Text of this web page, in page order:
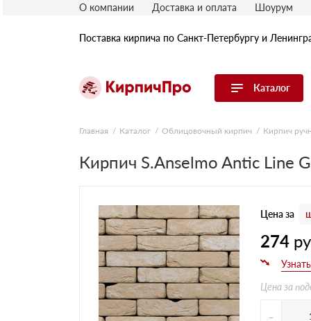
Поставка кирпича по Санкт-Петербургу и
Каталог
Перейти в каталог
Строительный (рядовой) кирпич
блок
Фасадная плитка, камень, декор
Печной кирпич
Брусчатка и мощение
Кладочные смеси
О компании Доставка и оплата Шоурум
Главная Каталог Облицовочный кирпич Кирпич
Кирпич S.Anselmo Antic Line
Цена за
274
Цена за
-